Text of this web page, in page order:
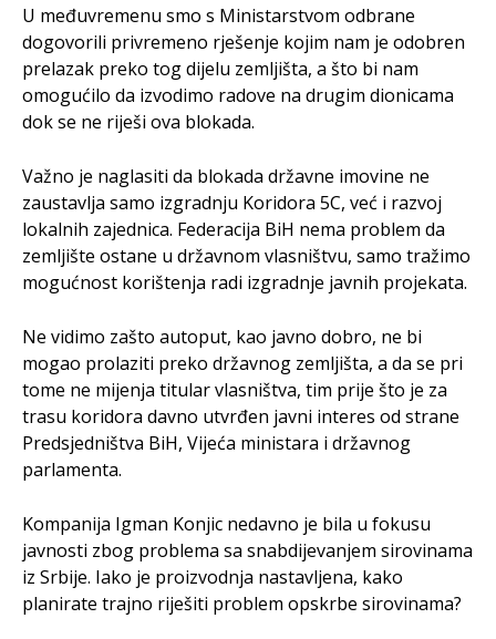
U međuvremenu smo s Ministarstvom odbrane
dogovorili privremeno rješenje kojim nam je odobren
prelazak preko tog dijelu zemljišta, a što bi nam
omogućilo da izvodimo radove na drugim dionicama
dok se ne riješi ova blokada.
Važno je naglasiti da blokada državne imovine ne
zaustavlja samo izgradnju Koridora 5C, već i razvoj
lokalnih zajednica. Federacija BiH nema problem da
zemljište ostane u državnom vlasništvu, samo tražimo
mogućnost korištenja radi izgradnje javnih projekata.
Ne vidimo zašto autoput, kao javno dobro, ne bi
mogao prolaziti preko državnog zemljišta, a da se pri
tome ne mijenja titular vlasništva, tim prije što je za
trasu koridora davno utvrđen javni interes od strane
Predsjedništva BiH, Vijeća ministara i državnog
parlamenta.
Kompanija Igman Konjic nedavno je bila u fokusu
javnosti zbog problema sa snabdijevanjem sirovinama
iz Srbije. Iako je proizvodnja nastavljena, kako
planirate trajno riješiti problem opskrbe sirovinama?